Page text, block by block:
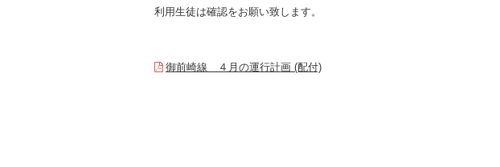
利用生徒は確認をお願い致します。
御前崎線 ４月の運行計画 (配付)